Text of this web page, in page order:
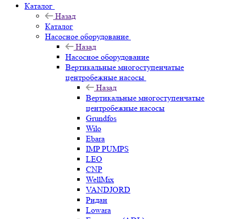
Каталог
Назад
Каталог
Насосное оборудование
Назад
Насосное оборудование
Вертикальные многоступенчатые
центробежные насосы
Назад
Вертикальные многоступенчатые
центробежные насосы
Grundfos
Wilo
Ebara
IMP PUMPS
LEO
CNP
WellMix
VANDJORD
Ридан
Lowara